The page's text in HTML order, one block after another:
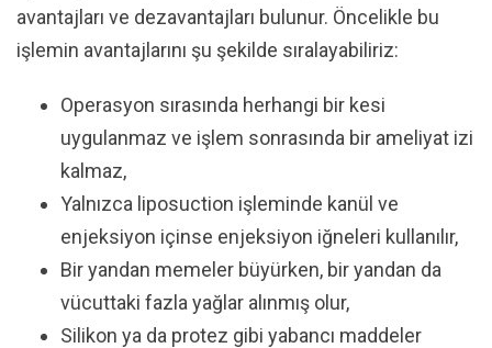
avantajları ve dezavantajları bulunur. Öncelikle bu
işlemin avantajlarını şu şekilde sıralayabiliriz:
Operasyon sırasında herhangi bir kesi
uygulanmaz ve işlem sonrasında bir ameliyat izi
kalmaz,
Yalnızca liposuction işleminde kanül ve
enjeksiyon içinse enjeksiyon iğneleri kullanılır,
Bir yandan memeler büyürken, bir yandan da
vücuttaki fazla yağlar alınmış olur,
Silikon ya da protez gibi yabancı maddeler